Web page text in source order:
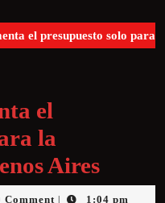
el presupuesto solo para
el
la
Aires
Comment 1:04 pm